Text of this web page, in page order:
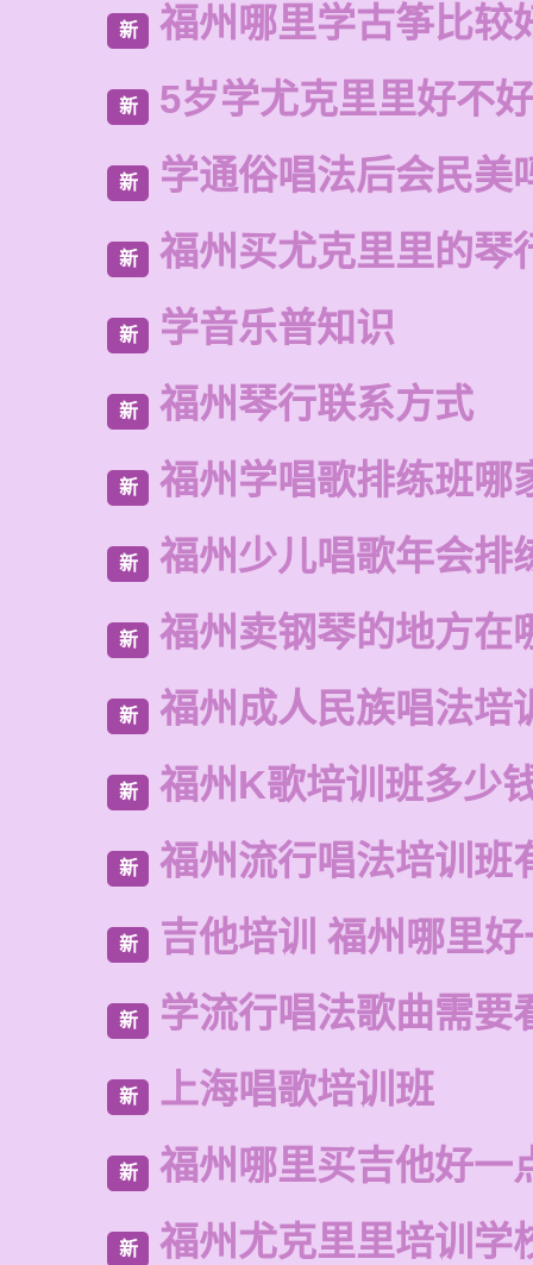
新 福州哪里学古筝比较
新 5岁学尤克里里好不好
新 学通俗唱法后会民美
新 福州买尤克里里的琴
新 学音乐普知识
新 福州琴行联系方式
新 福州学唱歌排练班哪
新 福州少儿唱歌年会排
新 福州卖钢琴的地方在
新 福州成人民族唱法培
新 福州K歌培训班多少
新 福州流行唱法培训班
新 吉他培训 福州哪里
新 学流行唱法歌曲需要
新 上海唱歌培训班
新 福州哪里买吉他好一
新 福州尤克里里培训学